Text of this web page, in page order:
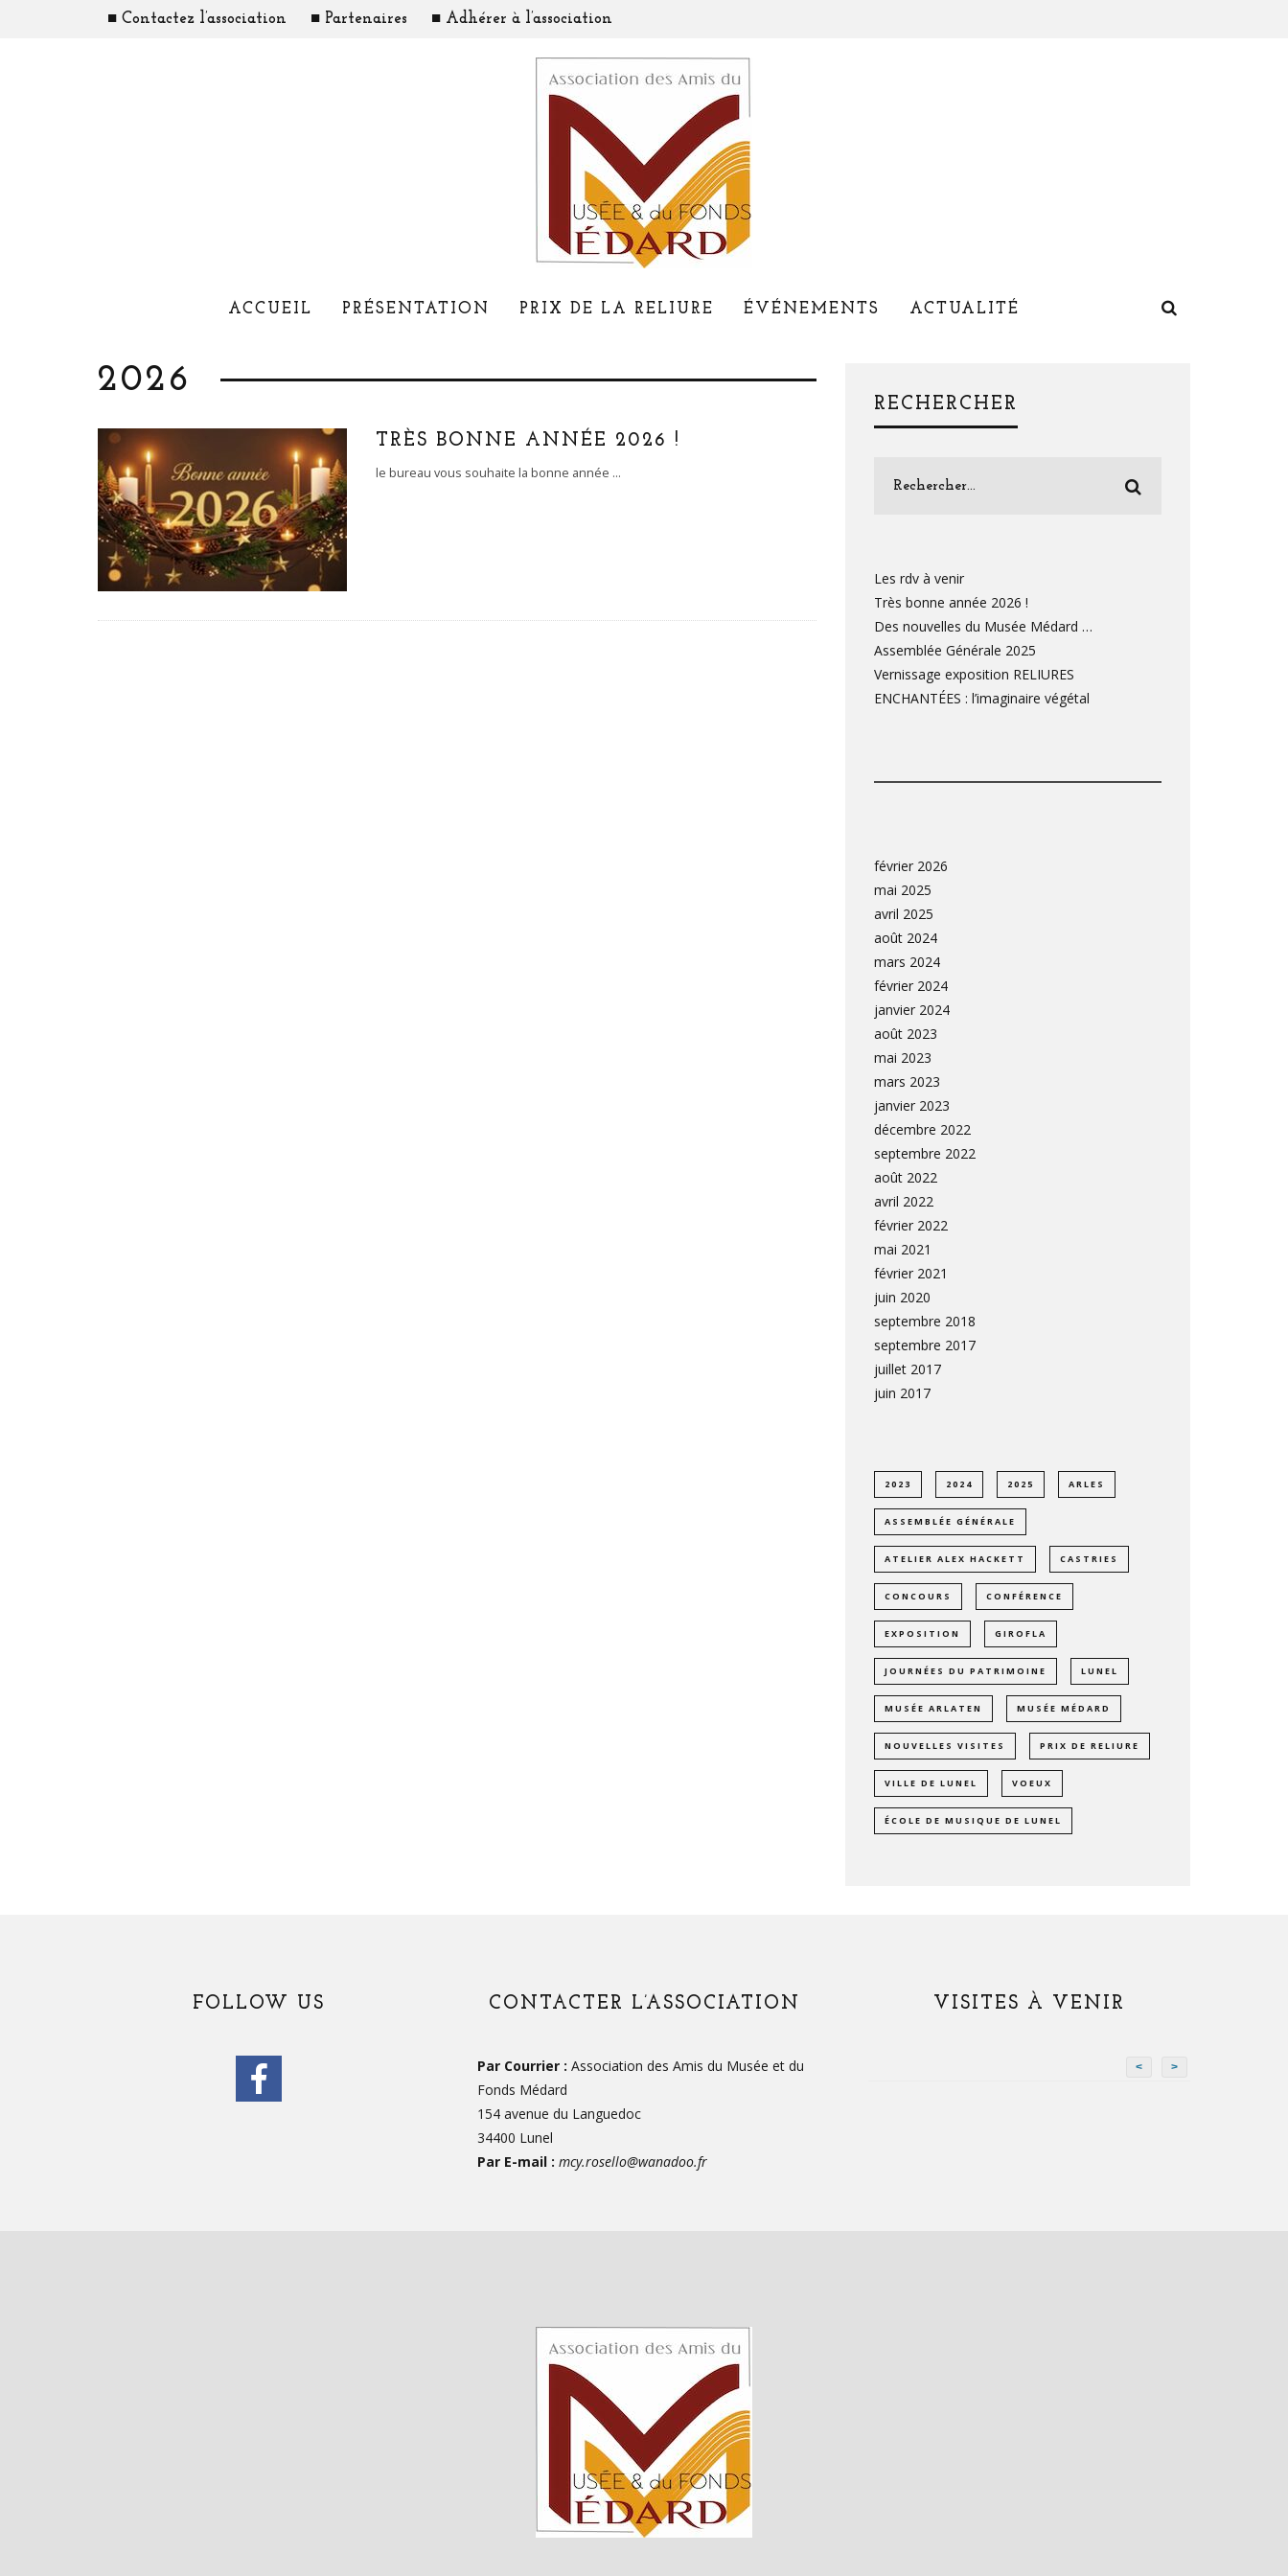
■ Contactez l’association ■ Partenaires ■ Adhérer à l’association
ACCUEIL PRÉSENTATION PRIX DE LA RELIURE ÉVÉNEMENTS ACTUALITÉ
2026
TRÈS BONNE ANNÉE 2026 !
le bureau vous souhaite la bonne année ...
RECHERCHER
Les rdv à venir
Très bonne année 2026 !
Des nouvelles du Musée Médard …
Assemblée Générale 2025
Vernissage exposition RELIURES
ENCHANTÉES : l’imaginaire végétal
février 2026
mai 2025
avril 2025
août 2024
mars 2024
février 2024
janvier 2024
août 2023
mai 2023
mars 2023
janvier 2023
décembre 2022
septembre 2022
août 2022
avril 2022
février 2022
mai 2021
février 2021
juin 2020
septembre 2018
septembre 2017
juillet 2017
juin 2017
2023 2024 2025 ARLES
ASSEMBLÉE GÉNÉRALE
ATELIER ALEX HACKETT CASTRIES
CONCOURS CONFÉRENCE
EXPOSITION GIROFLA
JOURNÉES DU PATRIMOINE LUNEL
MUSÉE ARLATEN MUSÉE MÉDARD
NOUVELLES VISITES PRIX DE RELIURE
VILLE DE LUNEL VOEUX
ÉCOLE DE MUSIQUE DE LUNEL
FOLLOW US CONTACTER L’ASSOCIATION
Par Courrier : Association des Amis du Musée et du
Fonds Médard
154 avenue du Languedoc
34400 Lunel
Par E-mail : mcy.rosello@wanadoo.fr
VISITES À VENIR
< >